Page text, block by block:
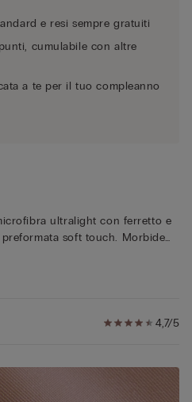
e resi sempre gratuiti
cumulabile con altre
a te per il tuo compleanno
ultralight con ferretto e
soft touch. Morbide
siliconato con multiasole
unica per le
4,7/5